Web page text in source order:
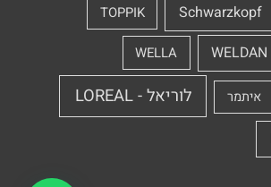
Schwarzkopf
TOPPIK
WELDAN
WELLA
איתמר לוריאל - LOREAL